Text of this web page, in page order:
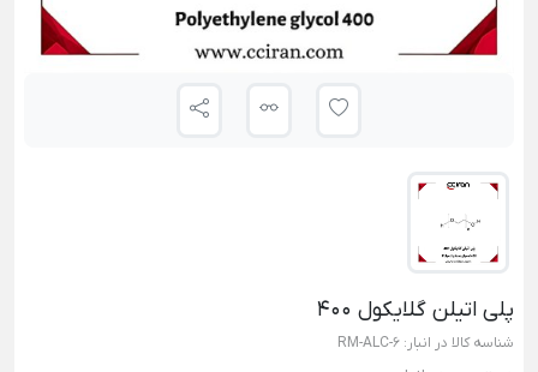
پلی اتیلن گلایکول 400
شناسه کالا در انبار: RM-ALC-6